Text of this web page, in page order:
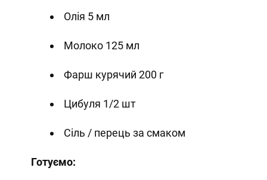
Олія 5 мл
Молоко 125 мл
Фарш курячий 200 г
Цибуля 1/2 шт
Сіль / перець за смаком
Готуємо: